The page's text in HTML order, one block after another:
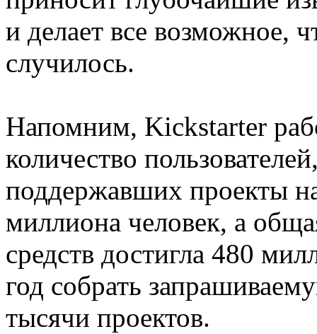
и делает все возможное,
случилось.
Напомним, Kickstarter
количество
поддержавших проекты
миллиона человек, а
средств достигла 480
год собрать
тысячи проектов.